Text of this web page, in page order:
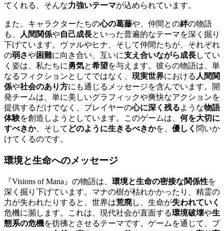
てくれる、そんな力強いテーマが込められています。
また、キャラクターたちの心の葛藤や、仲間との絆の物語
も、
人間関係や自己成長といった普遍的なテーマを深く掘り
下げています。ヴァルやヒナ、そして仲間たちが、それぞれ
の弱さや困難に向き合い、互いに支え合いながら成長してい
く姿は、私たちに 勇気と希望を与えます。彼らの物語は、単
なるフィクションとしてではなく、 現実世界における 人間関
係や社会のあり方にも通じるメッセージを含んでいます。開
発チームは、単に美しいグラフィックや爽快なアクションを
提供するだけでなく、プレイヤーの心に深く残るような物語
体験を創造しようとしています。このゲームは、 何を大切に
すべきか、そして どのように生きるべきかを、 優しく 問いか
けてくるのです。
環境と生命へのメッセージ
『Visions of Mana』の物語は、 環境と生命の密接な関係性を
深く掘り下げています。マナの樹が枯れかかったり、精霊の
力が失われたりすると、世界は荒廃し、生命が失われていく
危機に瀕します。これは、現代社会が直面する環境破壊や生
態系の危機を彷彿とさせるテーマです。ゲームを通じて、プ